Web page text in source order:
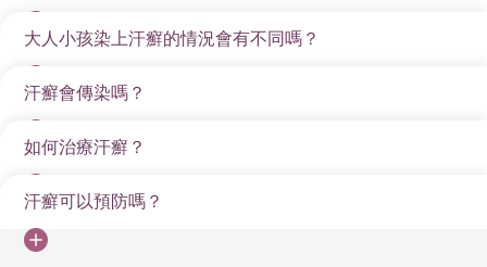
濕而不通風的位置，例如上胸、腋下、手臂內側或背部
等。患處會出現圓形的皮屑斑，顏色有深有淺，並且有
強烈的痕癢感覺。
香港的天氣溫暖潮濕，故此汗癬十分普遍，病原常見有
皮膚癬菌（Dermatophytes）、毛癬菌
（Trichophyton）、小孢子菌（Microsporum）、表皮癬
菌（Epidermophyton）等。
出汗較多、肥胖、體溫偏高、經常戶外工作、衣物焗
身，或者運動後不能及時洗澡，都容易令皮膚滋大量真
菌而引起汗癬。另外，皮膚有損傷、抵抗力不足及部分
慢性病患者會有較高機會被真菌侵襲。
大人小孩染上汗癬的情況會有不同嗎？
是的，而且汗癬會因應不同年紀在身體不同的地方出
現。小孩常見會在身軀或手腳出現「體癬」（Tinea
Corporis）及「頭癬」（Tinea Capitis）；青少年及成年
人則較多出現「股癬」（Tinea Cruris）、「足癬」
男士因身體構造而令大腿及陰囊中間容易潮濕有汗，使
汗癬會傳染嗎？
汗癬具有傳染性，而真菌的傳染途徑可以經由人傳人、
由動物傳人或由環境如泥土傳人。
如何治療汗癬？
醫生會按病人的情況而處方藥物治療真菌感染。一般的
皮膚癬可使用外用抗真菌藥膏治療，如特比奈芬
汗癬可以預防嗎？